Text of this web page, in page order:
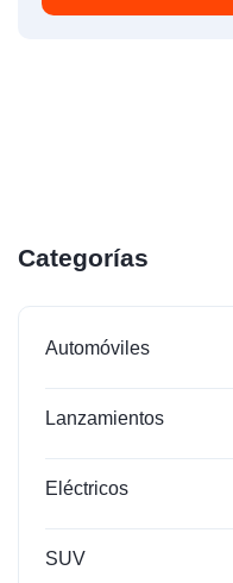
Categorías
Automóviles
Lanzamientos
Eléctricos
SUV